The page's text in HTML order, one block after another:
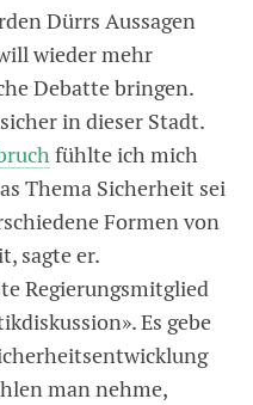
Dürrs Aussagen
wieder mehr
Debatte bringen.
in dieser Stadt.
fühlte ich mich
Thema Sicherheit sei
Formen von
sagte er.
Regierungsmitglied
Es gebe
man nehme,